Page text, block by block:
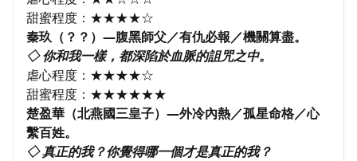
甜蜜程度：★★★★☆
秦玖（？？）—腹黑師父／有仇必報／機關算盡。
◇ 你和我一樣，都深陷於血脈的詛咒之中。
虐心程度：★★★★☆
甜蜜程度：★★★★★★
楚盈華（北燕國三皇子）—外冷內熱／孤星命格／心
繫百姓。
◇ 真正的我？你覺得哪一個才是真正的我？